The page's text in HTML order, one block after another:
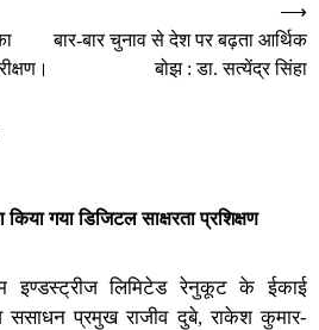
बार-बार चुनाव से देश पर बढ़ता आर्थिक
बोझ : डा. सत्येंद्र सिंहा
⟶
गया डिजिटल साक्षरता प्रशिक्षण
इण्डस्ट्रीज लिमिटेड रेनुकूट के ईकाई
ससाधन प्रमुख राजीव दुबे, राकेश कुमार-